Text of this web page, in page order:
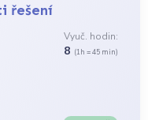
řešení
Vyuč. hodin:
8 (1h = 45 min)